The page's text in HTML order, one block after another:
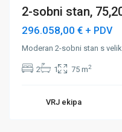
2-sobni stan,
296.058,00 € + PDV
Moderan 2-sobni stan s
2 1 75 m2
VRJ ekipa